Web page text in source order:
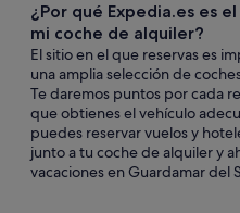
¿Por qué Expedia.es es
mi coche de alquiler?
El sitio en el que reservas es
una amplia selección de
Te daremos puntos por cada
que obtienes el vehículo
puedes reservar vuelos y
junto a tu coche de alquiler y
vacaciones en Guardamar del